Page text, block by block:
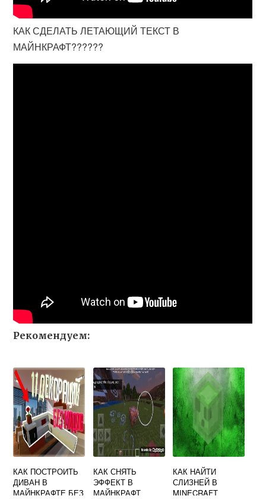
КАК СДЕЛАТЬ ЛЕТАЮЩИЙ ТЕКСТ В
МАЙНКРАФТ??????
Рекомендуем:
КАК ПОСТРОИТЬ
ДИВАН В
МАЙНКРАФТЕ БЕЗ
КАК СНЯТЬ
ЭФФЕКТ В
МАЙНКРАФТ
КАК НАЙТИ
СЛИЗНЕЙ В
MINECRAFT